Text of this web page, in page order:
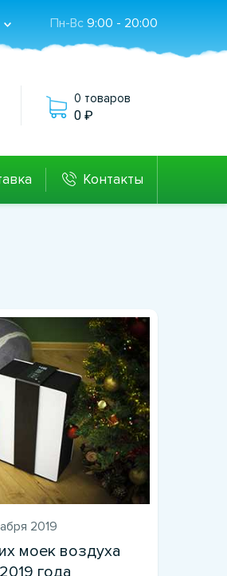
Пн-Вс 9:00 - 20:00
0 товаров
0
Контакты
2019
моек воздуха
года